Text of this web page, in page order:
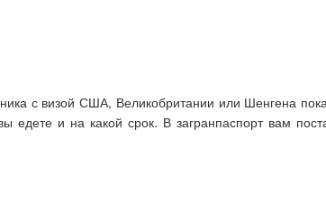
с визой США, Великобритании или Шенгена
едете и на какой срок. В загранпаспорт вам